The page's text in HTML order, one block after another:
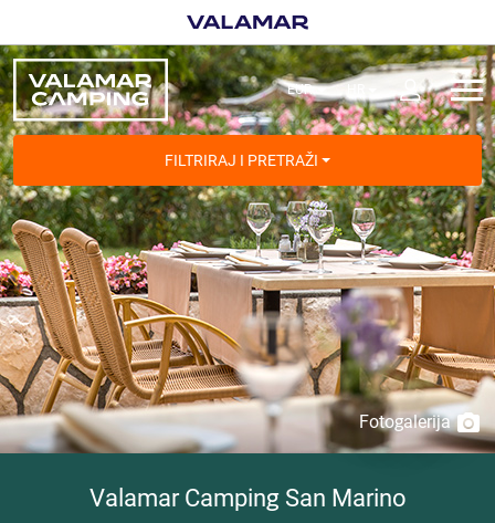
FILTRIRAJ I PRETRAŽI
Fotogalerija
Valamar Camping San Marino